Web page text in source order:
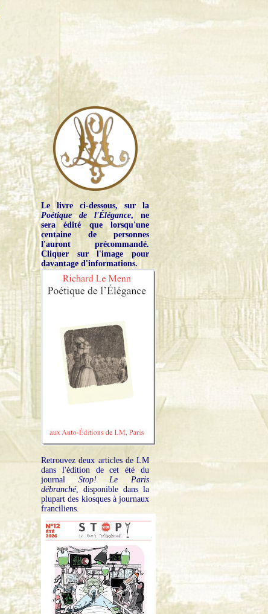
Le livre ci-dessous, sur la
Poétique de l'Élégance, ne
sera édité que lorsqu'une
centaine de personnes
l'auront précommandé.
Cliquer sur l'image pour
davantage d'informations.
Retrouvez deux articles de LM
dans l'édition de cet été du
journal Stop! Le Paris
débranché, disponible dans la
plupart des kiosques à journaux
franciliens.